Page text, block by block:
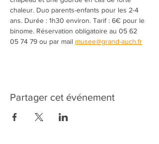
chaleur. Duo parents-enfants pour les 2-4
ans. Durée : 1h30 environ. Tarif : 6€ pour le
binome. Réservation obligatoire au 05 62
05 74 79 ou par mail musee@grand-auch.fr
Partager cet événement